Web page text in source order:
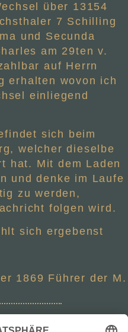
über 13154
7 Schilling
und Secunda
am 29ten v.
auf Herrn
erhalten wovon ich
einliegend
sich beim
welcher dieselbe
hat. Mit dem Laden
und denke im Laufe
zu werden,
folgen wird.
sich ergebenst
1869 Führer der M.